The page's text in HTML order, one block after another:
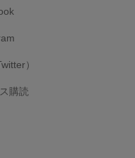
）
購読